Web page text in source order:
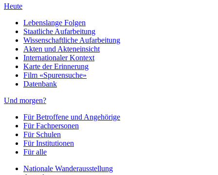
Heute
Lebenslange Folgen
Staatliche Aufarbeitung
Wissenschaftliche Aufarbeitung
Akten und Akteneinsicht
Internationaler Kontext
Karte der Erinnerung
Film «Spurensuche»
Datenbank
Und morgen?
Für Betroffene und Angehörige
Für Fachpersonen
Für Schulen
Für Institutionen
Für alle
Nationale Wanderausstellung